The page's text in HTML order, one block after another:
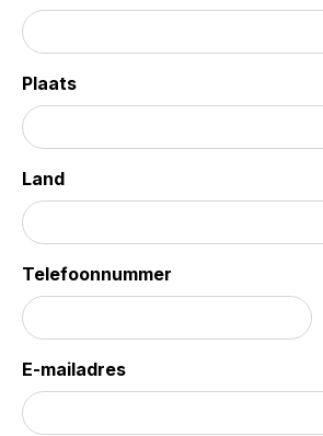
Plaats
Land
Telefoonnummer
E-mailadres